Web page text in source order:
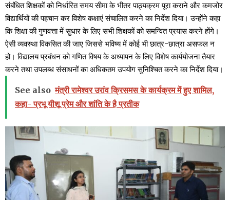
संबंधित शिक्षकों को निर्धारित समय सीमा के भीतर पाठ्यक्रम पूरा कराने और कमजोर
विद्यार्थियों की पहचान कर विशेष कक्षाएं संचालित करने का निर्देश दिया। उन्होंने कहा
कि शिक्षा की गुणवत्ता में सुधार के लिए सभी शिक्षकों को समन्वित प्रयास करने होंगे।
ऐसी व्यवस्था विकसित की जाए जिससे भविष्य में कोई भी छात्र-छात्रा असफल न
हो। विद्यालय प्रबंधन को गणित विषय के अध्यापन के लिए विशेष कार्ययोजना तैयार
करने तथा उपलब्ध संसाधनों का अधिकतम उपयोग सुनिश्चित करने का निर्देश दिया।
See also मंत्री रामेश्वर उरांव क्रिसमस के कार्यक्रम में हुए शामिल,
कहा- प्रभू यीशू प्रेम और शांति के है प्रतीक